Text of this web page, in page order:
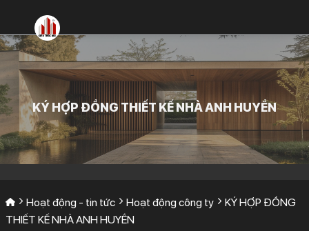
nội
dung
KÝ HỢP ĐỒNG THIẾT KẾ NHÀ ANH HUYỀN
Hoạt động - tin tức Hoạt động công ty
KÝ HỢP ĐỒNG
THIẾT KẾ NHÀ ANH HUYỀN